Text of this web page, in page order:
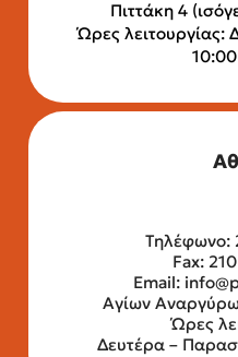
Πιττάκη 4
Ώρες λειτουργίας:
Τηλέφωνο:
Fax:
Email:
Αγίων
Ώρες
Δευτέρα –